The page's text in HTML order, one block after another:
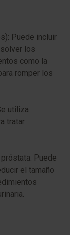
Puede incluir
los
como la
romper los
utiliza
tratar
Puede
el tamaño